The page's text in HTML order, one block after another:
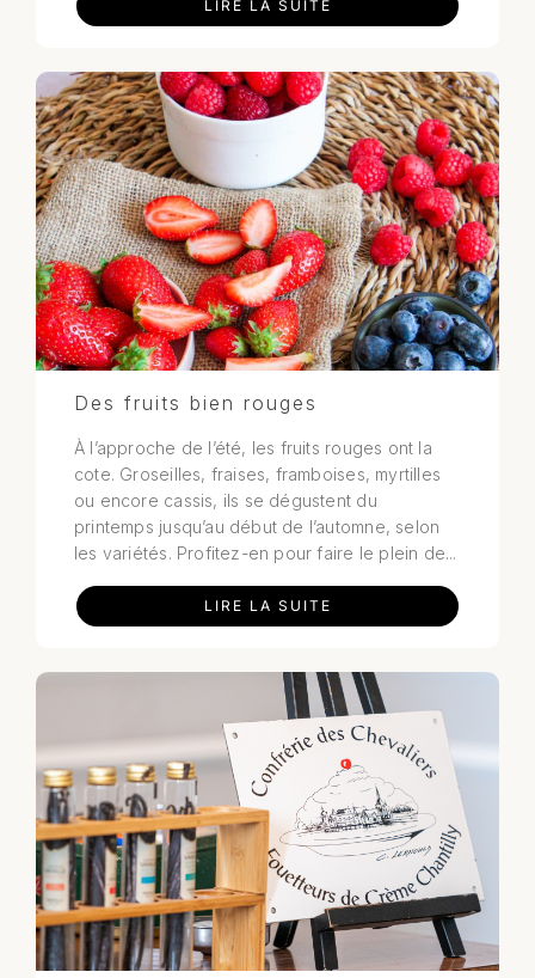
LIRE LA SUITE
Des fruits bien rouges
À l’approche de l’été, les fruits rouges ont la
cote. Groseilles, fraises, framboises, myrtilles
ou encore cassis, ils se dégustent du
printemps jusqu’au début de l’automne, selon
les variétés. Profitez-en pour faire le plein de...
LIRE LA SUITE